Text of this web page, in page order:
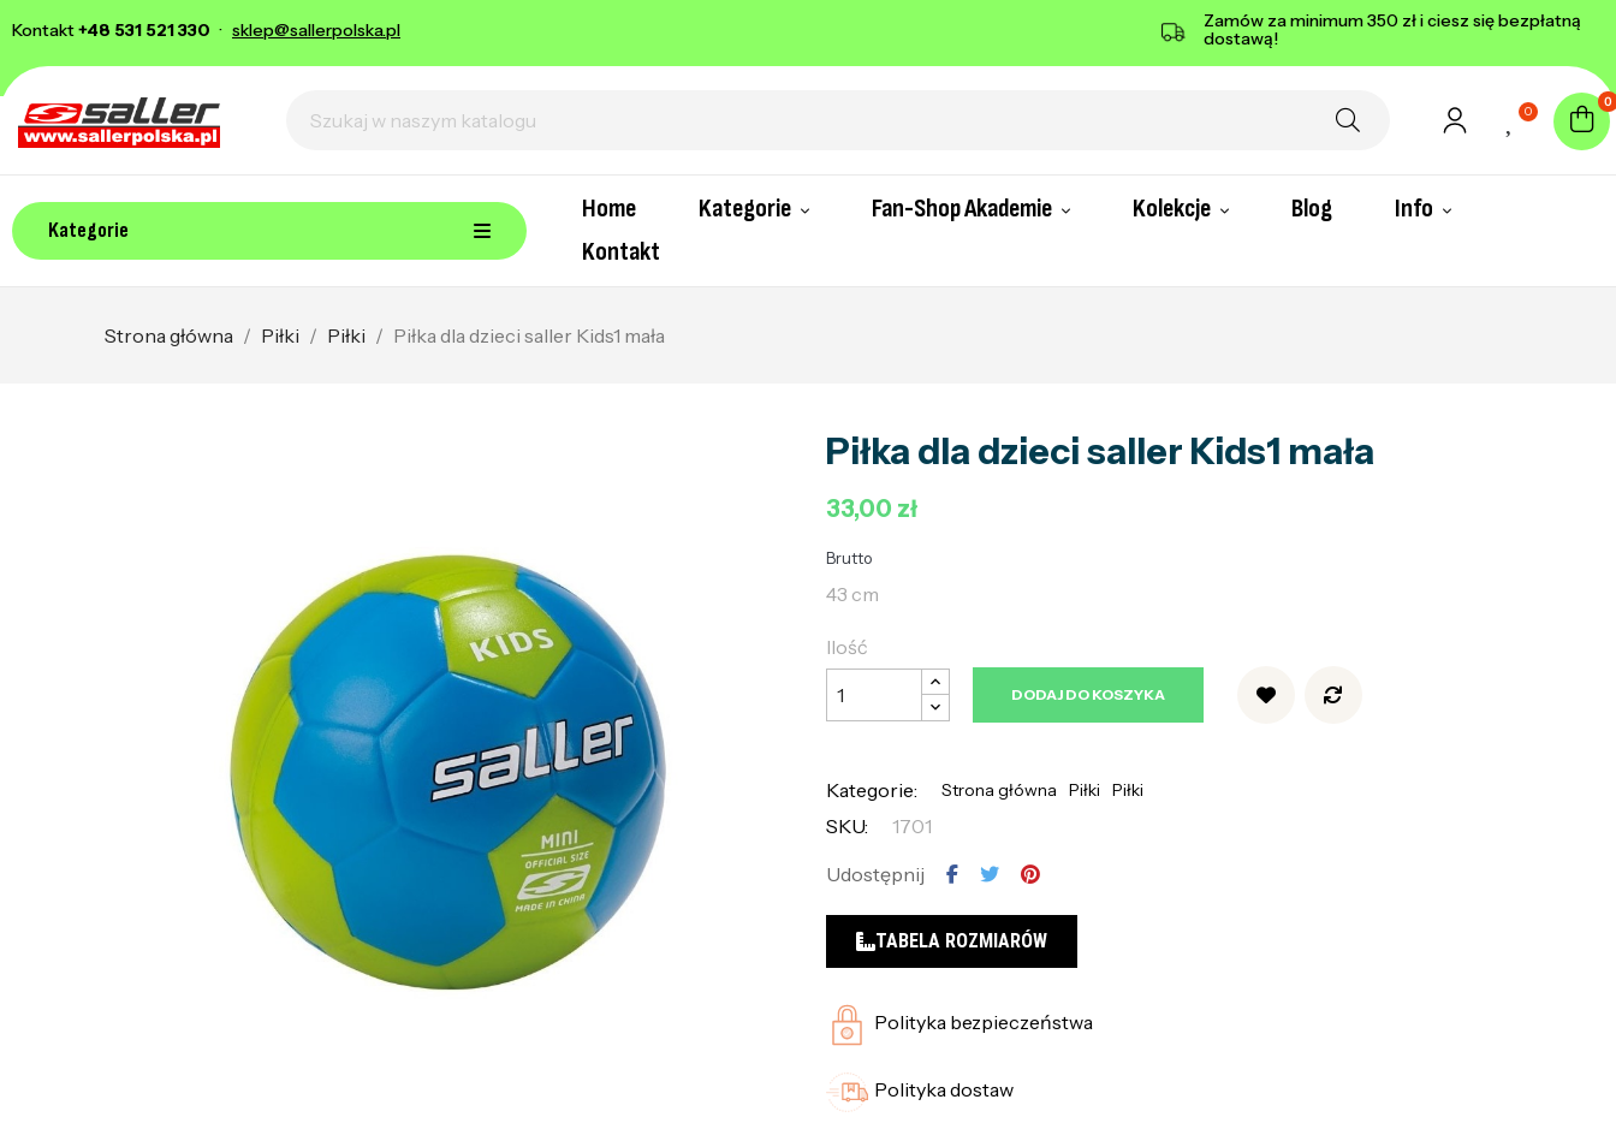
Kontakt+48 531 521 330 · sklep@sallerpolska.pl
Zamów za minimum 350 zł i ciesz się bezpłatną
dostawą!
0
0
Kategorie
Home Kategorie Fan-Shop Akademie Kolekcje Blog
Info
Kontakt
Strona główna Piłki Piłki Piłka dla dzieci saller Kids1 mała
Piłka dla dzieci saller Kids1 mała
33,00 zł
Brutto
43 cm
Ilość
DODAJ DO KOSZYKA
Kategorie: Strona główna Piłki Piłki
SKU:
1701
Udostępnij
TABELA ROZMIARÓW
Polityka bezpieczeństwa
Polityka dostaw